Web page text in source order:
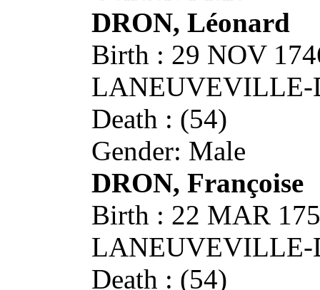
DRON, Léonard
Birth : 29 NOV
LANEUVEVILLE-
Death : (54)
Gender: Male
DRON, Françoise
Birth : 22 MAR
LANEUVEVILLE-
Death : (54)